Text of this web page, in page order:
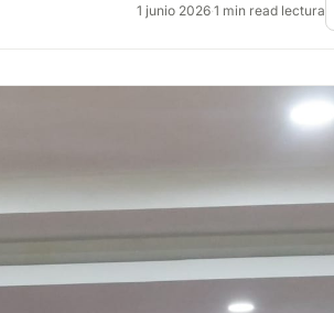
1 junio 2026·1 min read lectura